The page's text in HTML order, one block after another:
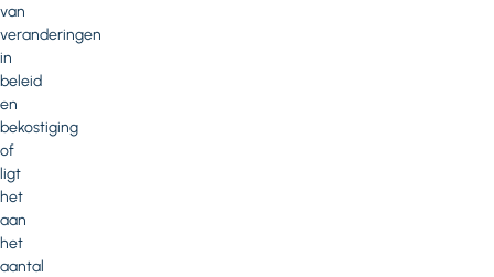
van
veranderingen
in
beleid
en
bekostiging
of
ligt
het
aan
het
aantal